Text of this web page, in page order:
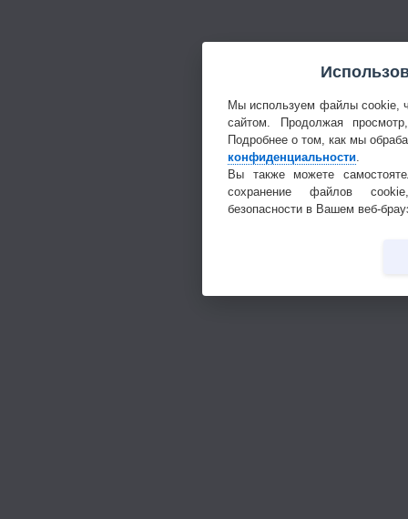
Мы используем файлы cookie,
сайтом. Продолжая
Подробнее о том, как мы
конфиденциальности.
Вы также можете
сохранение файлов
безопасности в Вашем веб-